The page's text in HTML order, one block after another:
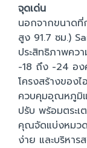
จุดเด่น
นอกจากขนาด
สูง 91.7 ซม.)
ประสิทธิภาพคว
-18 ถึง -24 อง
โครงสร้างของไ
ควบคุมอุณหภูมิแ
ปรับ พร้อมตระเ
คุณจัดแบ่งหมวด
ง่าย และบริหา